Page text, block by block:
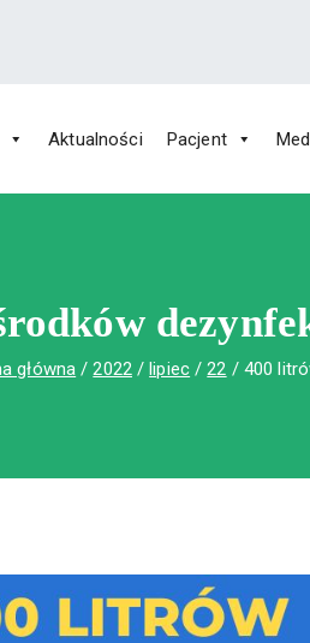
im. Św. Rafała w
im. Św. Rafała w Czerwonej
Aktualności Pacjent
główna 2022 lipiec 22 400